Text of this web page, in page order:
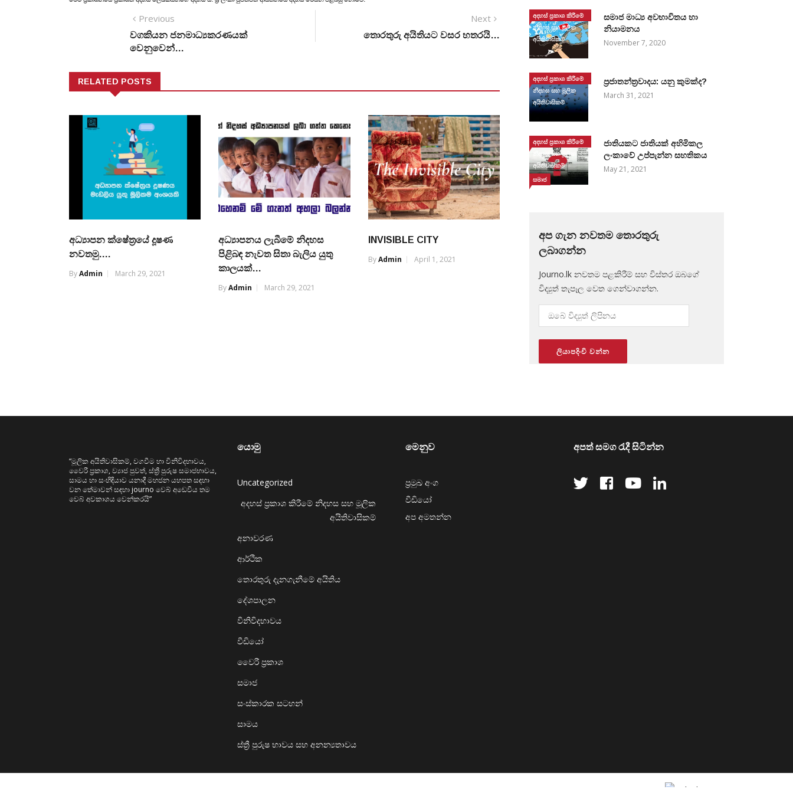
Previous
වගකියන ජනමාධ්‍යකරණයක්
වෙනුවෙන්…
Next
තොරතුරු අයිතියට වසර හතරයි…
RELATED POSTS
අධ්‍යාපන ක්ෂේත්‍රයේ දූෂණ
නවතමු.…
ByAdmin March 29, 2021
අධ්‍යාපනය ලැබීමේ නිදහස
පිළිබඳ නැවත සිතා බැලිය යුතු
කාලයක්…
ByAdmin March 29, 2021
INVISIBLE CITY
ByAdmin April 1, 2021
අදහස් ප්‍රකාශ කිරීමේ
නිදහස සහ මූලික
අයිතිවාසිකම්
සමාජ මාධ්‍ය අවභාවිතය හා
නියාමනය
November 7, 2020
අදහස් ප්‍රකාශ කිරීමේ
නිදහස සහ මූලික
අයිතිවාසිකම්
ප්‍රජාතන්ත්‍රවාදය: යනු කුමක්ද?
March 31, 2021
අදහස් ප්‍රකාශ කිරීමේ
නිදහස සහ මූලික
අයිතිවාසිකම්
සමාජ
ජාතියකට ජාතියක් අහිමිකල
ලංකාවේ උප්පැන්න සහතිකය
May 21, 2021
අප ගැන නවතම තොරතුරු
ලබාගන්න
Journo.lk නවතම පළකිරීම් සහ විස්තර ඔබගේ
විද්‍යුත් තැපෑල වෙත ගෙන්වාගන්න.
“මූලික අයිතිවාසිකම්, වගවීම හා විනිවිදභාවය,
වෛරී ප්‍රකාශ, ව්‍යාජ පුවත්, ස්ත්‍රී පුරුෂ සමාජභාවය,
සාමය හා සංහිඳියාව යනාදී මහජන යහපත සඳහා
වන තේමාවන් සඳහා journo වෙබ් අඩෙවිය තම
වෙබ් අවකාශය වෙන්කරයි”
යොමු
Uncategorized
අදහස් ප්‍රකාශ කිරීමේ නිදහස සහ මූලික
අයිතිවාසිකම්
අනාවරණ
ආර්ථික
තොරතුරු දැනගැනීමේ අයිතිය
දේශපාලන
විනිවිදභාවය
වීඩියෝ
වෛරී ප්‍රකාශ
සමාජ
සංස්කාරක සටහන්
සාමය
ස්ත්‍රී පුරුෂ භාවය සහ අනන්‍යතාවය
මෙනුව
ප්‍රමුඛ අංග
වීඩියෝ
අප අමතන්න
අපත් සමග රැදී සිටින්න